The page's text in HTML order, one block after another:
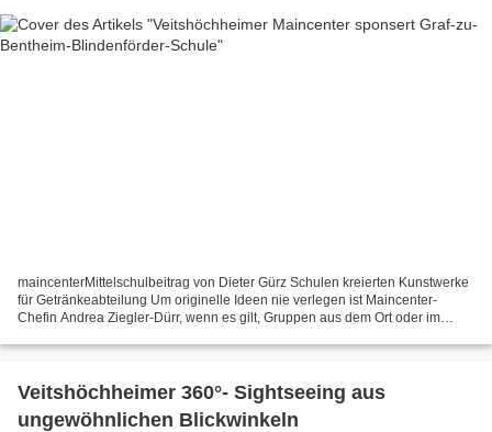
maincenterMittelschulbeitrag von Dieter Gürz Schulen kreierten Kunstwerke
für Getränkeabteilung Um originelle Ideen nie verlegen ist Maincenter-
Chefin Andrea Ziegler-Dürr, wenn es gilt, Gruppen aus dem Ort oder im
Veitshöchheimer 360°- Sightseeing aus
ungewöhnlichen Blickwinkeln